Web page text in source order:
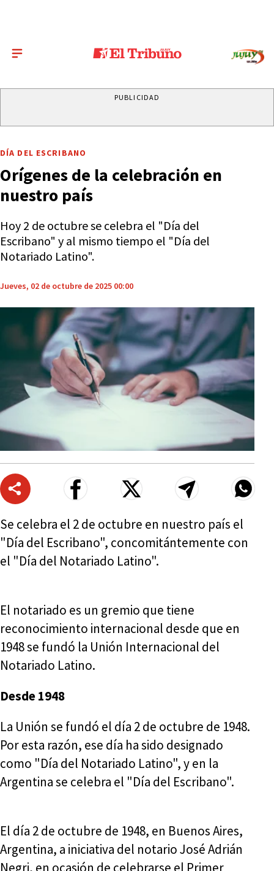
PUBLICIDAD
DÍA DEL ESCRIBANO
Orígenes de la celebración en
nuestro país
Hoy 2 de octubre se celebra el "Día del
Escribano" y al mismo tiempo el "Día del
Notariado Latino".
Jueves, 02 de octubre de 2025 00:00
Se celebra el 2 de octubre en nuestro país el
"Día del Escribano", concomitántemente con
el "Día del Notariado Latino".
El notariado es un gremio que tiene
reconocimiento internacional desde que en
1948 se fundó la Unión Internacional del
Notariado Latino.
Desde 1948
La Unión se fundó el día 2 de octubre de 1948.
Por esta razón, ese día ha sido designado
como "Día del Notariado Latino", y en la
Argentina se celebra el "Día del Escribano".
El día 2 de octubre de 1948, en Buenos Aires,
Argentina, a iniciativa del notario José Adrián
Negri, en ocasión de celebrarse el Primer